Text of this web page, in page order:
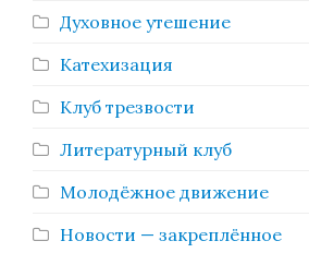
Духовное утешение
Катехизация
Клуб трезвости
Литературный клуб
Молодёжное движение
Новости — закреплённое